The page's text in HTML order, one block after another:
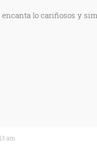
lo cariñosos y
am